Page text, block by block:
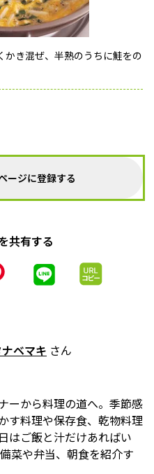
かき混ぜ、半熟のうちに鮭をの
ージに登録する
共有する
ベマキ さん
ーから料理の道へ。季節感
す料理や保存食、乾物料理
はご飯と汁だけあればい
菜や弁当、朝食を紹介す